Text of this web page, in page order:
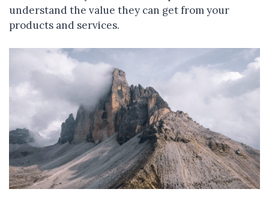
understand the value they can get from your
products and services.